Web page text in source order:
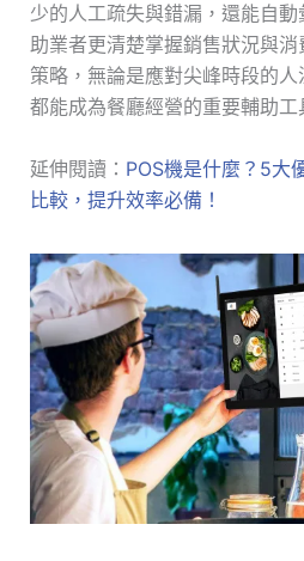
少的人工疏失與錯漏，還能自
助業者更清楚掌握銷售狀況與
策略，無論是應對尖峰時段的人
都能成為餐廳經營的重要輔助工
延伸閱讀： POS機是什麼？5大
比較，提升效率必備！